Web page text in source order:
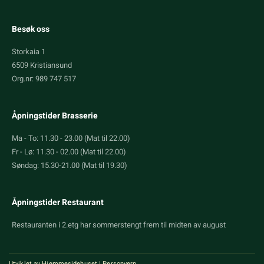
Besøk oss
Storkaia 1
6509 Kristiansund
Org.nr: 989 747 517
Åpningstider Brasserie
Ma - To: 11.30 - 23.00 (Mat til 22.00)
Fr - Lø: 11.30 - 02.00 (Mat til 22.00)
Søndag: 15.30-21.00 (Mat til 19.30)
Åpningstider Restaurant
Restauranten i 2.etg har sommerstengt frem til midten av august